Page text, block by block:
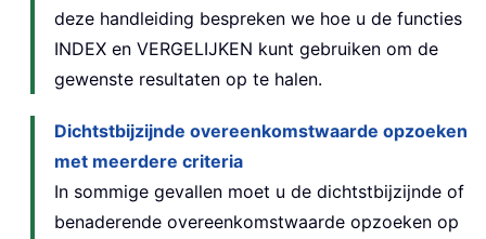
deze handleiding bespreken we hoe u de functies
INDEX en VERGELIJKEN kunt gebruiken om de
gewenste resultaten op te halen.
Dichtstbijzijnde overeenkomstwaarde opzoeken
met meerdere criteria
In sommige gevallen moet u de dichtstbijzijnde of
benaderende overeenkomstwaarde opzoeken op